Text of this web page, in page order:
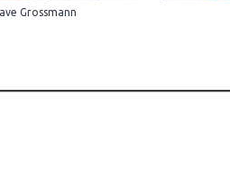
Grossmann